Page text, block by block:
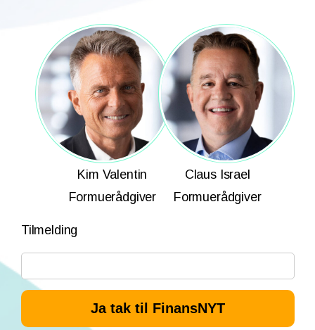
Kim Valentin
Formuerådgiver
Claus Israel
Formuerådgiver
Tilmelding